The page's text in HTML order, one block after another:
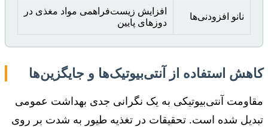
نانو افزودنی‌ها
افزایش زیست‌فراهمی مواد مغذی در
دوزهای پایین
کاهش استفاده از آنتی‌بیوتیک‌ها و جایگزین‌ها
مقاومت آنتی‌بیوتیکی به یک نگرانی جدی بهداشت عمومی
تبدیل شده است. تحقیقات در تغذیه طیور به شدت بر روی